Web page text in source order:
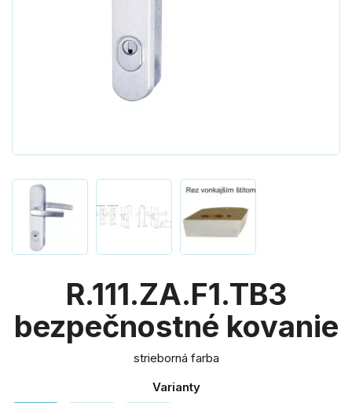
R.111.ZA.F1.TB3
bezpečnostné kovanie
strieborná farba
Varianty